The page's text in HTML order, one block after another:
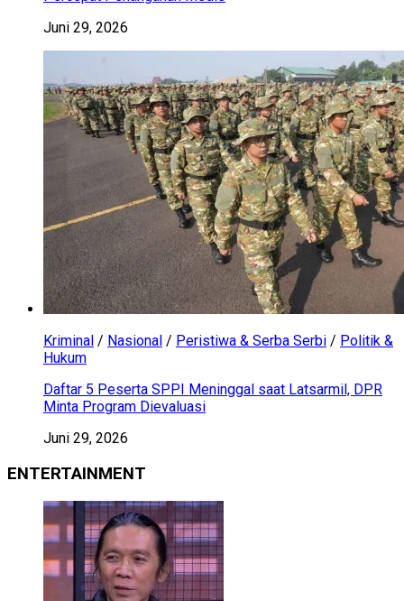
Juni 29, 2026
Kriminal / Nasional / Peristiwa & Serba Serbi / Politik &
Hukum
Daftar 5 Peserta SPPI Meninggal saat Latsarmil, DPR
Minta Program Dievaluasi
Juni 29, 2026
ENTERTAINMENT